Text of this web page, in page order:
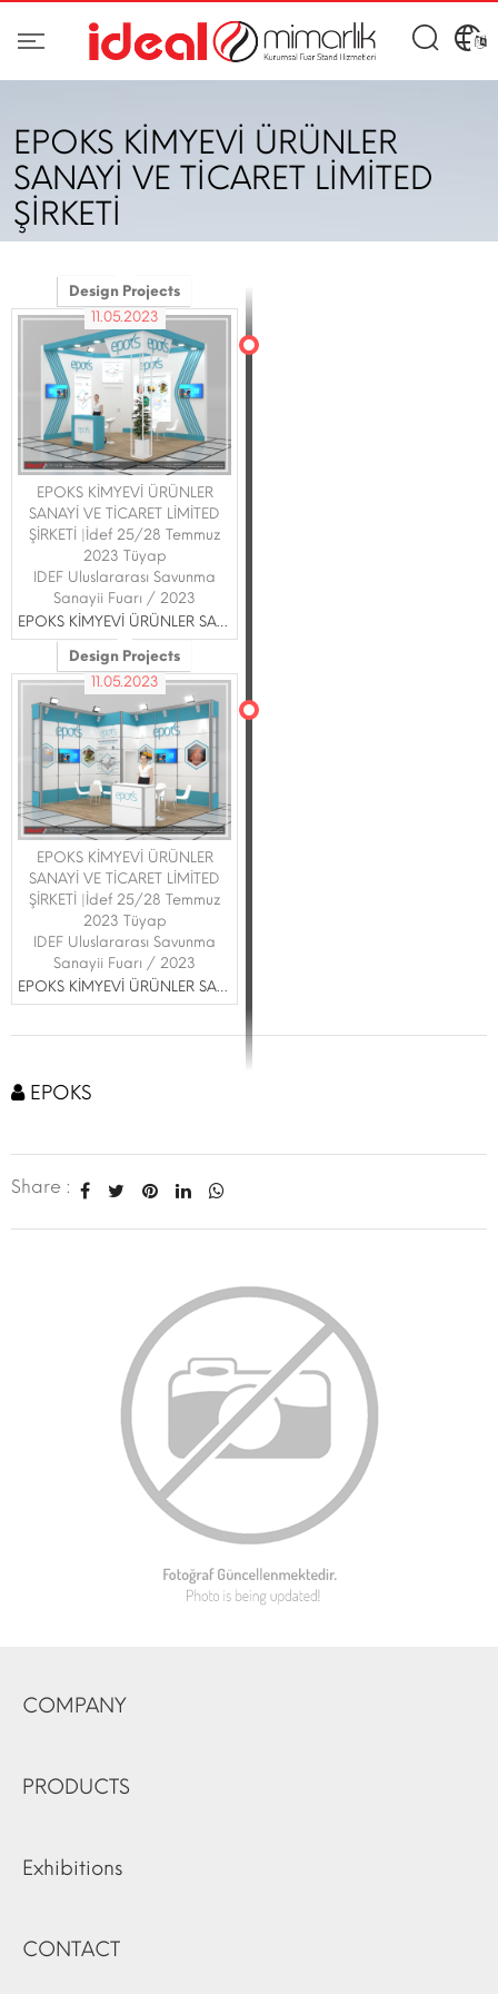
EPOKS KİMYEVİ ÜRÜNLER
SANAYİ VE TİCARET LİMİTED
ŞİRKETİ
Design Projects
11.05.2023
EPOKS KİMYEVİ ÜRÜNLER
SANAYİ VE TİCARET LİMİTED
ŞİRKETİ |İdef 25/28 Temmuz
2023 Tüyap
IDEF Uluslararası Savunma
Sanayii Fuarı / 2023
EPOKS KİMYEVİ ÜRÜNLER SANAYİ VE TİCARET LİMİTED ŞİRKETİ
Design Projects
11.05.2023
EPOKS KİMYEVİ ÜRÜNLER
SANAYİ VE TİCARET LİMİTED
ŞİRKETİ |İdef 25/28 Temmuz
2023 Tüyap
IDEF Uluslararası Savunma
Sanayii Fuarı / 2023
EPOKS KİMYEVİ ÜRÜNLER SANAYİ VE TİCARET LİMİTED ŞİRKETİ
EPOKS
Share :
COMPANY
PRODUCTS
Exhibitions
CONTACT